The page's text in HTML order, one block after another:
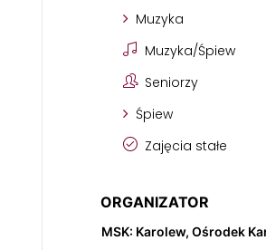
Muzyka
Muzyka/Śpiew
Seniorzy
Śpiew
Zajęcia stałe
ORGANIZATOR
MSK: Karolew, Ośrodek